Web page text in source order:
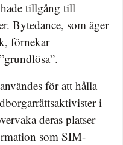
tillgång till
Bytedance, som äger
förnekar
för att hålla
i
deras platser
som SIM-